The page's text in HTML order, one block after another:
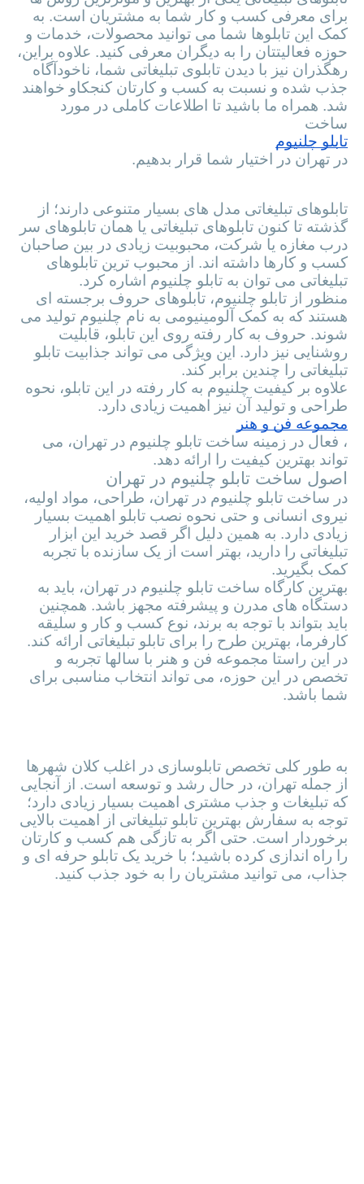
برای معرفی کسب و کار شما به مشتریان است. به
کمک این تابلوها شما می توانید محصولات، خدمات و
حوزه فعالیتتان را به دیگران معرفی کنید. علاوه براین،
رهگذران نیز با دیدن تابلوی تبلیغاتی شما، ناخودآگاه
جذب شده و نسبت به کسب و کارتان کنجکاو خواهند
شد. همراه ما باشید تا اطلاعات کاملی در مورد
ساخت
تابلو چلنیوم
در تهران در اختیار شما قرار بدهیم.
تابلوهای تبلیغاتی مدل های بسیار متنوعی دارند؛ از
گذشته تا کنون تابلوهای تبلیغاتی یا همان تابلوهای سر
درب مغازه یا شرکت، محبوبیت زیادی در بین صاحبان
کسب و کارها داشته اند. از محبوب ترین تابلوهای
تبلیغاتی می توان به تابلو چلنیوم اشاره کرد.
منظور از تابلو چلنیوم، تابلوهای حروف برجسته ای
هستند که به کمک آلومینیومی به نام چلنیوم تولید می
شوند. حروف به کار رفته روی این تابلو، قابلیت
روشنایی نیز دارد. این ویژگی می تواند جذابیت تابلو
تبلیغاتی را چندین برابر کند.
علاوه بر کیفیت چلنیوم به کار رفته در این تابلو، نحوه
طراحی و تولید آن نیز اهمیت زیادی دارد.
مجموعه فن و هنر
، فعال در زمینه ساخت تابلو چلنیوم در تهران، می
تواند بهترین کیفیت را ارائه دهد.
اصول ساخت تابلو چلنیوم در تهران
در ساخت تابلو چلنیوم در تهران، طراحی، مواد اولیه،
نیروی انسانی و حتی نحوه نصب تابلو اهمیت بسیار
زیادی دارد. به همین دلیل اگر قصد خرید این ابزار
تبلیغاتی را دارید، بهتر است از یک سازنده با تجربه
کمک بگیرید.
بهترین کارگاه ساخت تابلو چلنیوم در تهران، باید به
دستگاه های مدرن و پیشرفته مجهز باشد. همچنین
باید بتواند با توجه به برند، نوع کسب و کار و سلیقه
کارفرما، بهترین طرح را برای تابلو تبلیغاتی ارائه کند.
در این راستا مجموعه فن و هنر با سالها تجربه و
تخصص در این حوزه، می تواند انتخاب مناسبی برای
تهران
به طور کلی تخصص تابلوسازی در اغلب کلان شهرها
از جمله تهران، در حال رشد و توسعه است. از آنجایی
که تبلیغات و جذب مشتری اهمیت بسیار زیادی دارد؛
توجه به سفارش بهترین تابلو تبلیغاتی از اهمیت بالایی
برخوردار است. حتی اگر به تازگی هم کسب و کارتان
را راه اندازی کرده باشید؛ با خرید یک تابلو حرفه ای و